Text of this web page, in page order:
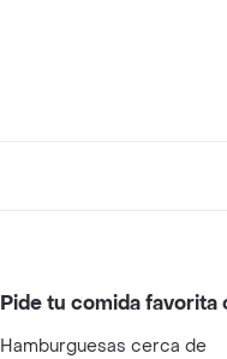
Pide tu comida favorita
Hamburguesas cerca de